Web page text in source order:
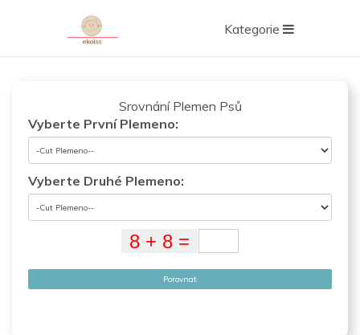
Kategorie
Srovnání Plemen Psů
Vyberte První Plemeno:
Vyberte Druhé Plemeno:
Porovnat